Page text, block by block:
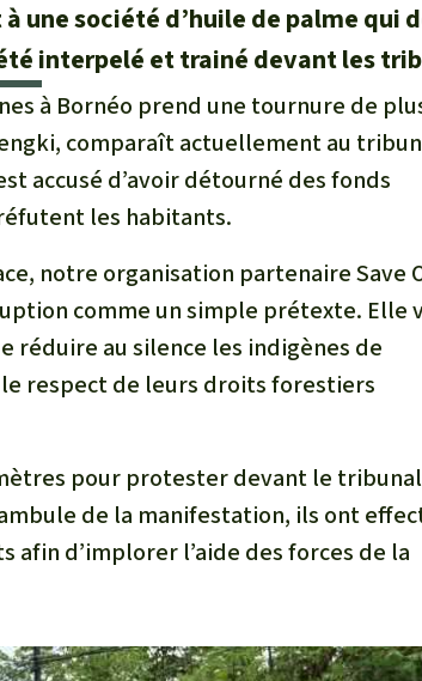
une société d’huile de palme qui
interpelé et trainé devant les
à Bornéo prend une tournure de
comparaît actuellement au
accusé d’avoir détourné des fonds
les habitants.
notre organisation partenaire Save
comme un simple prétexte. Elle
réduire au silence les indigènes de
respect de leurs droits forestiers
pour protester devant le tribunal
de la manifestation, ils ont
d’implorer l’aide des forces de la